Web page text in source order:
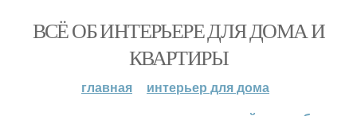
ВСЁ ОБ ИНТЕРЬЕРЕ ДЛЯ ДОМА И
КВАРТИРЫ
главная
интерьер для дома